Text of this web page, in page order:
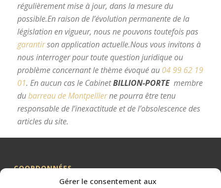
Gérer le consentement aux
régulièrement mise à jour, dans la mesure du
possible.En raison de l’évolution permanente de la
législation en vigueur, nous ne pouvons toutefois pas
garantirson application actuelle.Nous vous invitons à
nous interroger pour toute question juridique ou
problème concernant le thème évoqué au 04 99 62 19
01. En aucun cas le CabinetBILLION-PORTE membre
dubarreau de Montpellierne pourra être tenu
responsable de l’inexactitude et de l’obsolescence des
articles du site.
COORDONNÉES
Me BILLION-PORTE